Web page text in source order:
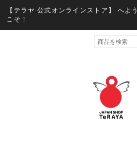
【テラヤ 公式オンラインストア】 へよう
こそ！